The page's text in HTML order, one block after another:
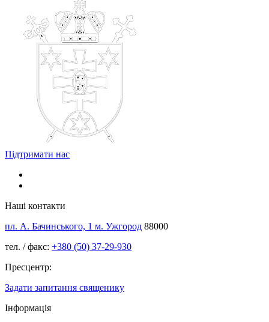
Підтримати нас
Наші контакти
пл. А. Бачинського, 1 м. Ужгород 88000
тел. / факс: +380 (50) 37-29-930
Пресцентр:
Задати запитання священику
Інформація